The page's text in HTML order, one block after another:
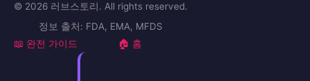
© 2026 러브스토리. All rights reserved.
정보 출처: FDA, EMA, MFDS
📖 완전 가이드 🏠 홈